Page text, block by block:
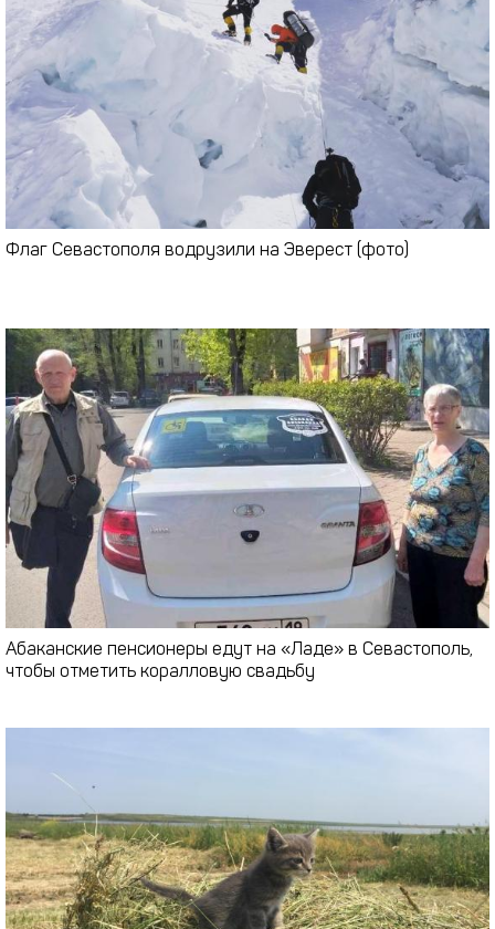
Флаг Севастополя водрузили на Эверест (фото)
Абаканские пенсионеры едут на «Ладе» в Севастополь,
чтобы отметить коралловую свадьбу